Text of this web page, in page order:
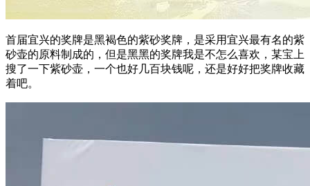
首届宜兴的奖牌是黑褐色的紫砂奖牌，是采用宜兴最有名的紫
砂壶的原料制成的，但是黑黑的奖牌我是不怎么喜欢，某宝上
搜了一下紫砂壶，一个也好几百块钱呢，还是好好把奖牌收藏
着吧。